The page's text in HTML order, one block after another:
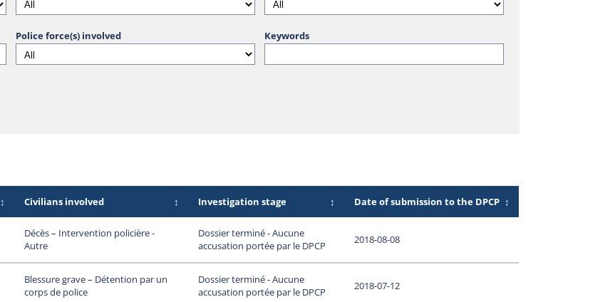
Police force(s) involved Keywords
↕ Civilians involved ↕ Investigation stage ↕ Date of submission to the DPCP ↕
Décès – Intervention policière -
Autre
Dossier terminé - Aucune
accusation portée par le DPCP
2018-08-08
Blessure grave – Détention par un
corps de police
Dossier terminé - Aucune
accusation portée par le DPCP
2018-07-12